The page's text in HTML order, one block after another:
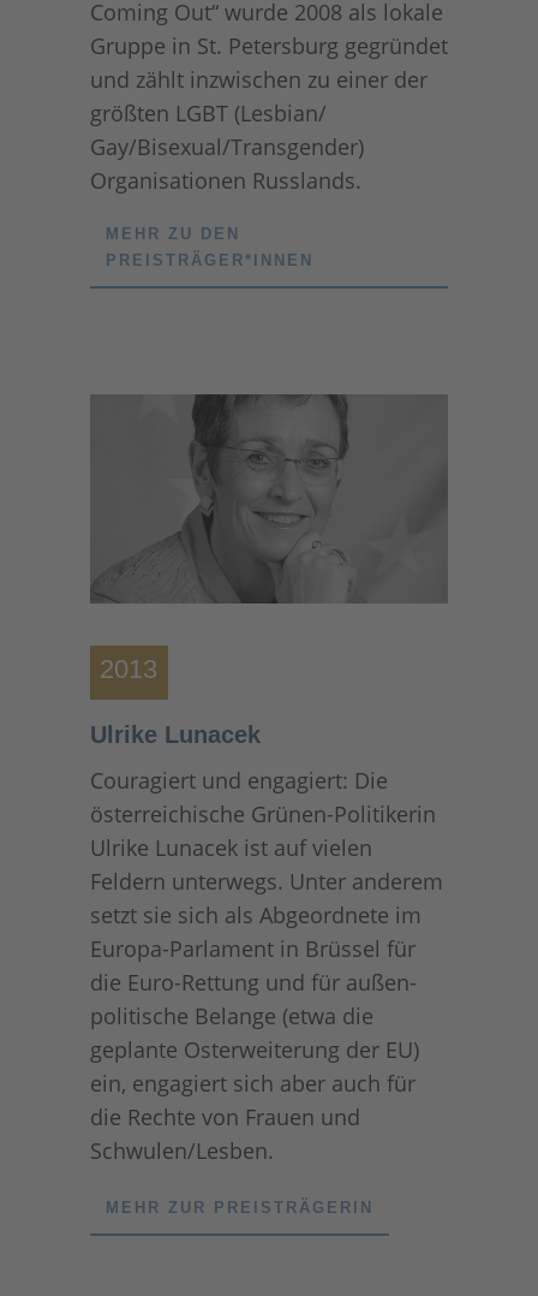
Coming Out“ wurde 2008 als lokale
Gruppe in St. Petersburg gegründet
und zählt inzwischen zu einer der
größten LGBT (Lesbian/
Gay/Bisexual/Transgender)
Organisationen Russlands.
MEHR ZU DEN
PREISTRÄGER*INNEN
2013
Ulrike Lunacek
Couragiert und engagiert: Die
österreichische Grünen-Politikerin
Ulrike Lunacek ist auf vielen
Feldern unterwegs. Unter anderem
setzt sie sich als Abgeordnete im
Europa-Parlament in Brüssel für
die Euro-Rettung und für außen­
politische Belange (etwa die
geplante Osterweiterung der EU)
ein, engagiert sich aber auch für
die Rechte von Frauen und
Schwulen/Lesben.
MEHR ZUR PREISTRÄGERIN